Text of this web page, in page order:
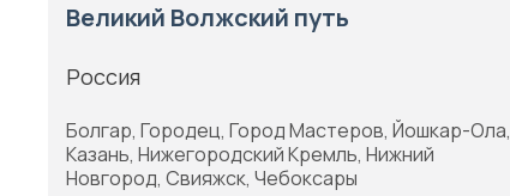
Великий Волжский путь
Россия
Болгар, Городец, Город Мастеров, Йошкар-Ола,
Казань, Нижегородский Кремль, Нижний
Новгород, Свияжск, Чебоксары